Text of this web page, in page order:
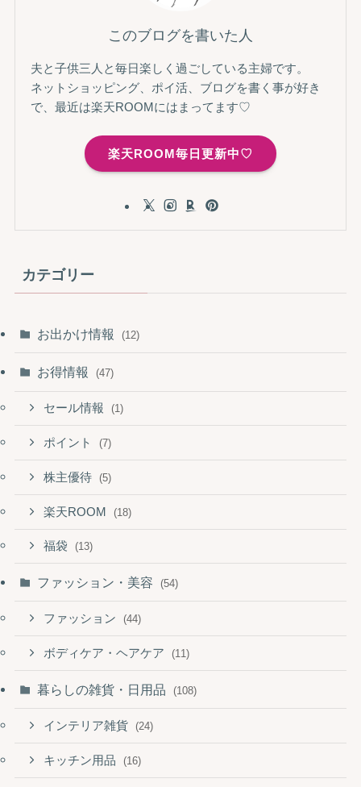
このブログを書いた人
夫と子供三人と毎日楽しく過ごしている主婦です。
ネットショッピング、ポイ活、ブログを書く事が好き
で、最近は楽天ROOMにはまってます♡
楽天ROOM毎日更新中♡
カテゴリー
お出かけ情報 (12)
お得情報 (47)
セール情報 (1)
ポイント (7)
株主優待 (5)
楽天ROOM (18)
福袋 (13)
ファッション・美容 (54)
ファッション (44)
ボディケア・ヘアケア (11)
暮らしの雑貨・日用品 (108)
インテリア雑貨 (24)
キッチン用品 (16)